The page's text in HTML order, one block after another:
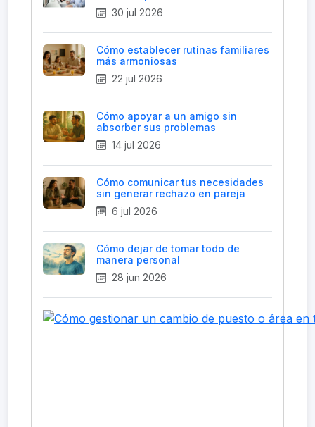
30 jul 2026
Cómo establecer rutinas familiares
más armoniosas
22 jul 2026
Cómo apoyar a un amigo sin
absorber sus problemas
14 jul 2026
Cómo comunicar tus necesidades
sin generar rechazo en pareja
6 jul 2026
Cómo dejar de tomar todo de
manera personal
28 jun 2026